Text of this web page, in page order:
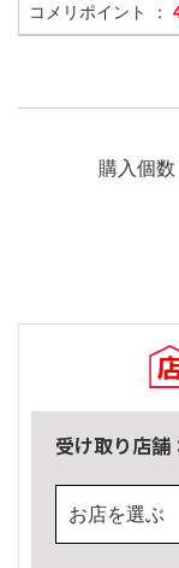
コメリポイント ：
購入個数
受け取り店舗
お店を選ぶ